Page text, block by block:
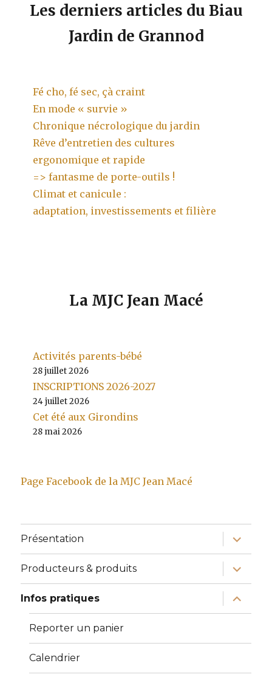
Les derniers articles du Biau
Jardin de Grannod
Fé cho, fé sec, çà craint
En mode « survie »
Chronique nécrologique du jardin
Rêve d’entretien des cultures
ergonomique et rapide
=> fantasme de porte-outils !
Climat et canicule :
adaptation, investissements et filière
La MJC Jean Macé
Activités parents-bébé
28 juillet 2026
INSCRIPTIONS 2026-2027
24 juillet 2026
Cet été aux Girondins
28 mai 2026
Page Facebook de la MJC Jean Macé
Présentation
ouvrir
le
sous-
menu
Producteurs & produits
ouvrir
le
sous-
menu
Infos pratiques
ouvrir
le
sous-
Reporter un panier
Calendrier